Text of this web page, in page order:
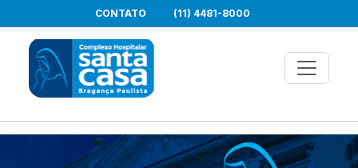
CONTATO (11) 4481-8000